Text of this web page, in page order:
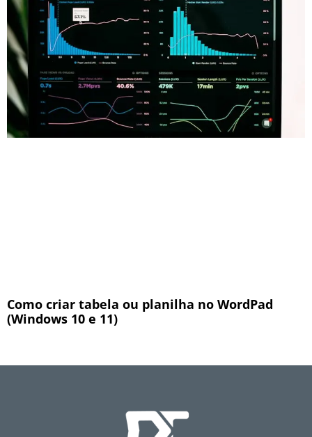
Como criar tabela ou planilha no WordPad
(Windows 10 e 11)